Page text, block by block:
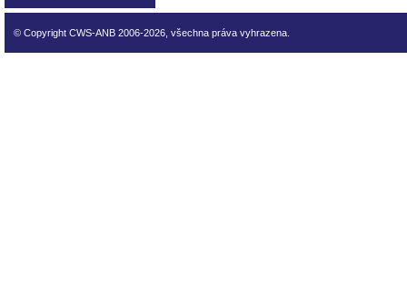
© Copyright CWS-ANB 2006-2026, všechna práva vyhrazena.